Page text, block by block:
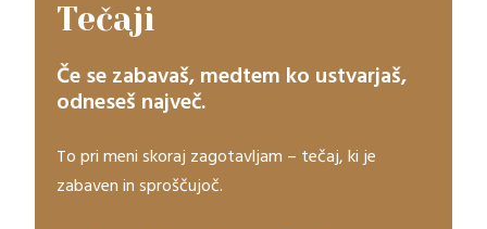
Tečaji
Če se zabavaš, medtem ko ustvarjaš,
odneseš največ.
To pri meni skoraj zagotavljam – tečaj, ki je
zabaven in sproščujoč.